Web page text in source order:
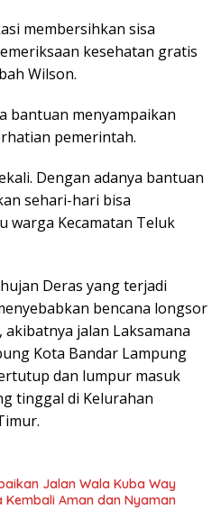
membersihkan sisa
kesehatan gratis
Wilson.
bantuan menyampaikan
pemerintah.
Dengan adanya bantuan
sehari-hari bisa
warga Kecamatan Teluk
Deras yang terjadi
bencana longsor
jalan Laksamana
Kota Bandar Lampung
dan lumpur masuk
tinggal di Kelurahan
Jalan Wala Kuba Way
Kembali Aman dan Nyaman